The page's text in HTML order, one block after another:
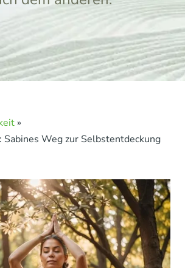
Sabines Weg zur Selbstentdeckung